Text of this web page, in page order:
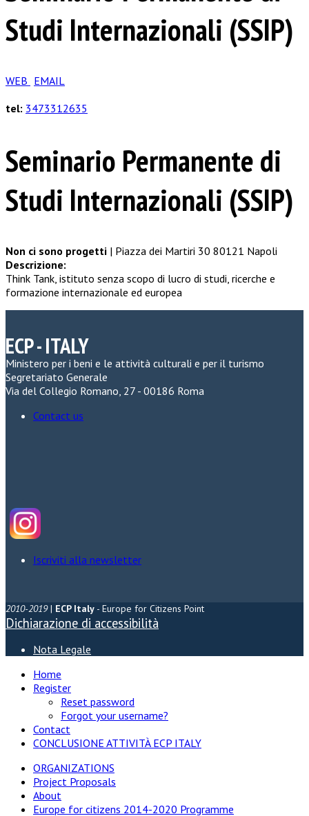
Studi Internazionali (SSIP)
WEB EMAIL
tel: 3473312635
Seminario Permanente di
Studi Internazionali (SSIP)
Non ci sono progetti | Piazza dei Martiri 30 80121 Napoli
Descrizione:
Think Tank, istituto senza scopo di lucro di studi, ricerche e
formazione internazionale ed europea
ECP - ITALY
Ministero per i beni e le attività culturali e per il turismo
Segretariato Generale
Via del Collegio Romano, 27 - 00186 Roma
Contact us
Iscriviti alla newsletter
2010-2019| ECP Italy - Europe for Citizens Point
Dichiarazione di accessibilità
Nota Legale
Home
Register
Reset password
Forgot your username?
Contact
CONCLUSIONE ATTIVITÀ ECP ITALY
ORGANIZATIONS
Project Proposals
About
Europe for citizens 2014-2020 Programme